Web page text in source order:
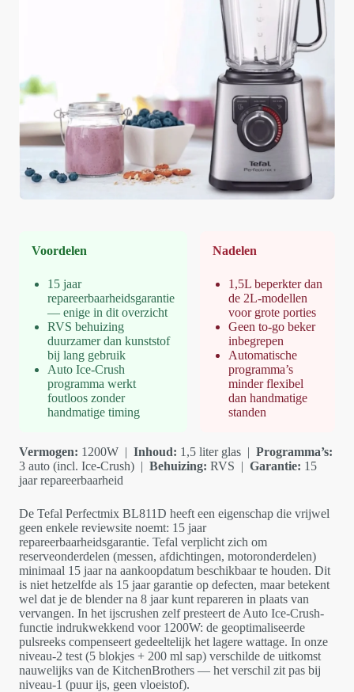
Voordelen
15 jaar
repareerbaarheidsgarantie
— enige in dit overzicht
RVS behuizing
duurzamer dan kunststof
bij lang gebruik
Auto Ice-Crush
programma werkt
foutloos zonder
handmatige timing
Nadelen
1,5L beperkter dan
de 2L-modellen
voor grote porties
Geen to-go beker
inbegrepen
Automatische
programma’s
minder flexibel
dan handmatige
standen
Vermogen: 1200W | Inhoud: 1,5 liter glas | Programma’s:
3 auto (incl. Ice-Crush) | Behuizing: RVS | Garantie: 15
jaar repareerbaarheid
De Tefal Perfectmix BL811D heeft een eigenschap die vrijwel
geen enkele reviewsite noemt: 15 jaar
repareerbaarheidsgarantie. Tefal verplicht zich om
reserveonderdelen (messen, afdichtingen, motoronderdelen)
minimaal 15 jaar na aankoopdatum beschikbaar te houden. Dit
is niet hetzelfde als 15 jaar garantie op defecten, maar betekent
wel dat je de blender na 8 jaar kunt repareren in plaats van
vervangen. In het ijscrushen zelf presteert de Auto Ice-Crush-
functie indrukwekkend voor 1200W: de geoptimaliseerde
pulsreeks compenseert gedeeltelijk het lagere wattage. In onze
niveau-2 test (5 blokjes + 200 ml sap) verschilde de uitkomst
nauwelijks van de KitchenBrothers — het verschil zit pas bij
niveau-1 (puur ijs, geen vloeistof).